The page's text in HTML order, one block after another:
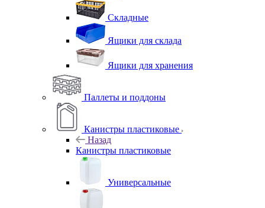
Складные
Ящики для склада
Ящики для хранения
Паллеты и поддоны
Канистры пластиковые
Назад
Канистры пластиковые
Универсальные